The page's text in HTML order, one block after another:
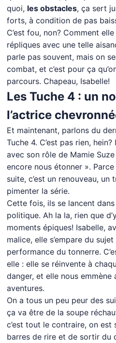
quoi, les obstacles, ça sert
forts, à condition de pas
C’est fou, non? Comment
répliques avec une telle
parle pas souvent, mais on
combat, et c’est pour ça
parcours. Chapeau, Isabelle!
Les Tuche 4 : un
l’actrice
Et maintenant, parlons du
Tuche 4. C’est pas rien,
avec son rôle de Mamie
encore nous étonner ».
suite, c’est un renouveau,
pimenter la série.
Cette fois, ils se lancent
politique. Ah la la, rien que
moments épiques! Isabelle,
malice, elle s’empare du
performance du tonnerre.
elle : elle se réinvente à
danger, et elle nous
aventures.
On a tous un peu peur des
ça va être de la soupe
c’est tout le contraire, on
barres de rire et de sortir du